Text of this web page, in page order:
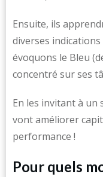
Ensuite, ils
diverses
évoquons le Bleu
concentré sur ses
En les invitant à un
vont améliorer
performance !
Pour quels